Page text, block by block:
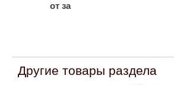
от за
Другие товары раздела